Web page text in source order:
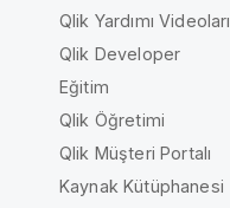
Qlik Yardımı Videoları
Qlik Developer
Eğitim
Qlik Öğretimi
Qlik Müşteri Portalı
Kaynak Kütüphanesi